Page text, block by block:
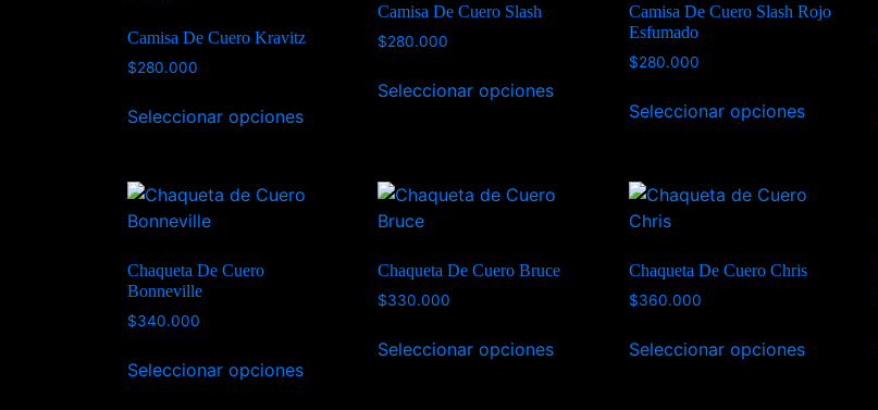
Camisa De Cuero Kravitz
$280.000
Seleccionar opciones
Camisa De Cuero Slash
$280.000
Seleccionar opciones
Camisa De Cuero Slash Rojo
Esfumado
$280.000
Seleccionar opciones
Chaqueta De Cuero
Bonneville
$340.000
Seleccionar opciones
Chaqueta De Cuero Bruce
$330.000
Seleccionar opciones
Chaqueta De Cuero Chris
$360.000
Seleccionar opciones